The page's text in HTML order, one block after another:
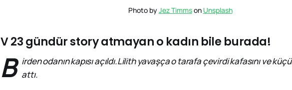
Photo by Jez Timms on Unsplash
V 23 gündür story atmayan o kadın bile burada!
B irden odanın kapısı açıldı.Lilith yavaşça o tarafa çevirdi kafasını ve
attı.